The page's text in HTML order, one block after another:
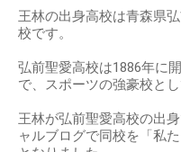
王林の出身高校は青森県
校です。
弘前聖愛高校は1886年に
で、スポーツの強豪校と
王林が弘前聖愛高校の出
ャルブログで同校を「私